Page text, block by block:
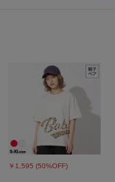
原産国：中国
生地の厚さ：普通(当社比較)
90cm左肩にスナップボタン付
バインダー衿
￥1,595 (50%OFF)